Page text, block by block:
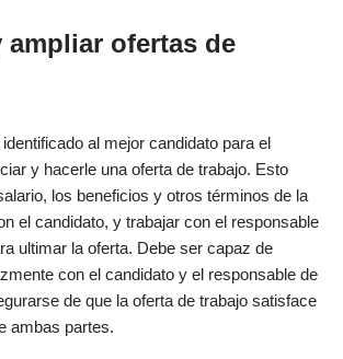
ampliar ofertas de
al mejor candidato para el
y hacerle una oferta de trabajo. Esto
los beneficios y otros términos de la
el candidato, y trabajar con el responsable
ultimar la oferta. Debe ser capaz de
con el candidato y el responsable de
de que la oferta de trabajo satisface
ambas partes.